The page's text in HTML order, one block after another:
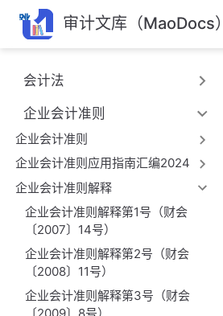
跳
至
主
內
容
审计文库（MaoDocs）
会计法
企业会计准则
企业会计准则
企业会计准则应用指南汇编2024
企业会计准则解释
企业会计准则解释第1号（财会
〔2007〕14号）
企业会计准则解释第2号（财会
〔2008〕11号）
企业会计准则解释第3号（财会